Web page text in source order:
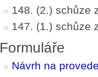
148. (2.) schůze
147. (1.) schůze
Formuláře
Návrh na